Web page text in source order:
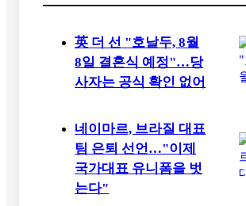
英 더 선 "호날두, 8월
8일 결혼식 예정"…당
사자는 공식 확인 없어
네이마르, 브라질 대표
팀 은퇴 선언…"이제
국가대표 유니폼을 벗
는다"